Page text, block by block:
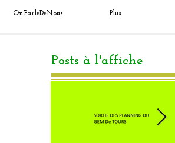
OnParleDeNous Plus
Posts à l'affiche